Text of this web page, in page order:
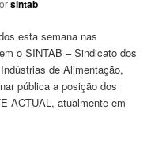
sintab
esta semana nas
o SINTAB – Sindicato dos
de Alimentação,
pública a posição dos
ACTUAL, atualmente em